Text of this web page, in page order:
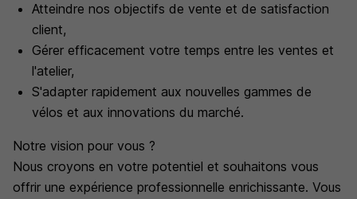
Atteindre nos objectifs de vente et de satisfaction
client,
Gérer efficacement votre temps entre les ventes et
l'atelier,
S'adapter rapidement aux nouvelles gammes de
vélos et aux innovations du marché.
Notre vision pour vous ?
Nous croyons en votre potentiel et souhaitons vous
offrir une expérience professionnelle enrichissante. Vous